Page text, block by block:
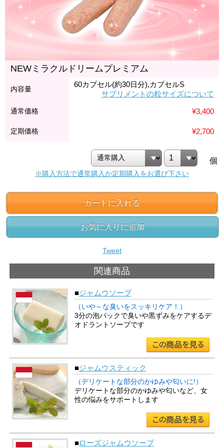
NEWミラクルドリームプレミアム
内容量
60カプセル(約30日分),カプセルS
サプリメントの粒サイズについて
通常価格 ¥3,400
定期価格 ¥2,700
個
※購入方法で通常購入か定期購入をお選び下さい
カートに入れる
お気に入りに追加
Tweet
関連商品
■ジャムウソープ
（いや～な臭いをスッキリケア！）
3分の泡パックで臭いや黒ずみをケアするデ
オドラントソープです
■ジャムウスティック
（デリケートな部分のかゆみや匂いに!）
デリケートな部分のかゆみや匂いなど、女
性の悩みをサポートします
■ローズジャムウソープ